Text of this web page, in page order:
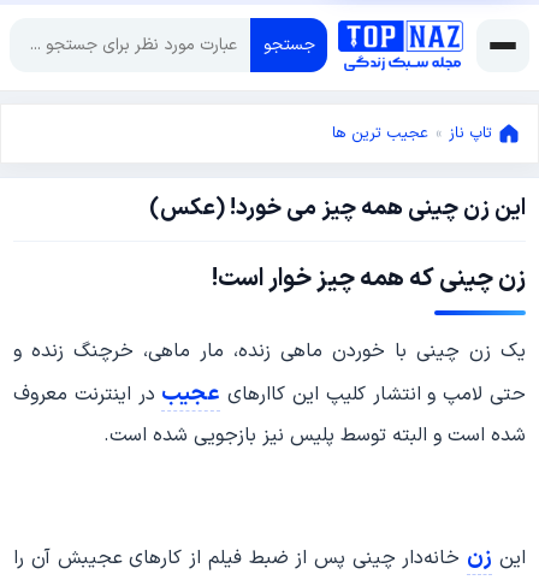
جستجو
تاپ ناز » عجیب ترین ها
این زن چینی همه چیز می خورد! (عکس)
ژوئن
2016 ژوئن
11,
2016
زن چینی که همه چیز خوار است!
یک زن چینی با خوردن ماهی زنده، مار ماهی، خرچنگ زنده و
حتی لامپ و انتشار کلیپ این کاارهای عجیب در اینترنت معروف
شده است و البته توسط پلیس نیز بازجویی شده است.
این زن خانه‌دار چینی پس از ضبط فیلم از کارهای عجیبش آن را